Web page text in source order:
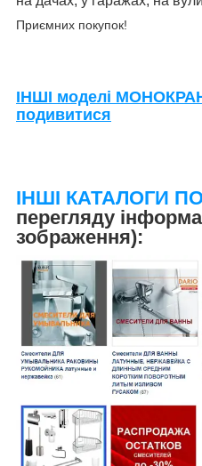
Приємних покупок!
ІНШІ моделі
подивитися
ІНШІ КАТАЛОГИ
перегляду
зображення):